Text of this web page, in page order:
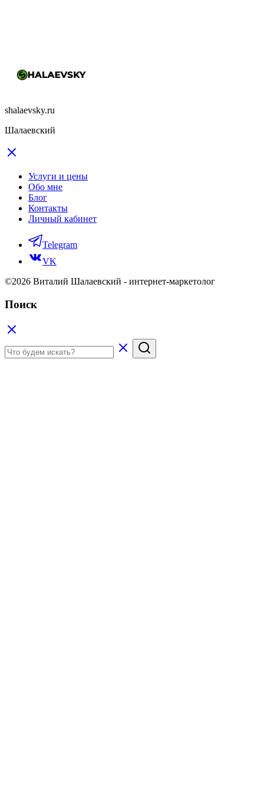
shalaevsky.ru
Шалаевский
Услуги и цены
Обо мне
Блог
Контакты
Личный кабинет
Telegram
VK
©2026 Виталий Шалаевский - интернет-маркетолог
Поиск